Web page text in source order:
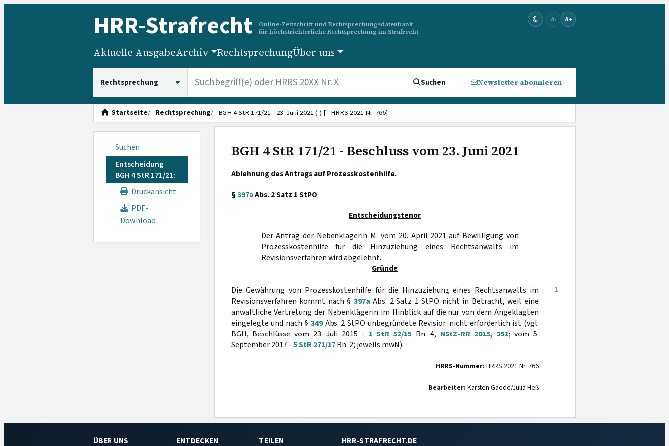
HRR-Strafrecht
Online-Zeitschrift und Rechtsprechungsdatenbank
für höchstrichterliche Rechtsprechung im Strafrecht
A- A+
Aktuelle AusgabeArchiv RechtsprechungÜber uns
Suchen Newsletter abonnieren
Startseite Rechtsprechung BGH 4 StR 171/21 - 23. Juni 2021 (-) [= HRRS 2021 Nr. 766]
Suchen
Entscheidung
BGH 4 StR 171/21:
Druckansicht
PDF-
Download
BGH 4 StR 171/21 - Beschluss vom 23. Juni 2021
Ablehnung des Antrags auf Prozesskostenhilfe.
§397aAbs. 2 Satz 1 StPO
Entscheidungstenor
Der Antrag der Nebenklägerin M. vom 20. April 2021 auf Bewilligung von
Prozesskostenhilfe für die Hinzuziehung eines Rechtsanwalts im
Revisionsverfahren wird abgelehnt.
Gründe
1
Die Gewährung von Prozesskostenhilfe für die Hinzuziehung eines Rechtsanwalts im
Revisionsverfahren kommt nach § 397a Abs. 2 Satz 1 StPO nicht in Betracht, weil eine
anwaltliche Vertretung der Nebenklägerin im Hinblick auf die nur von dem Angeklagten
eingelegte und nach §349Abs. 2 StPO unbegründete Revision nicht erforderlich ist (vgl.
BGH, Beschlüsse vom 23. Juli 2015 - 1 StR 52/15Rn. 4, NStZ-RR 2015, 351; vom 5.
September 2017 -5 StR 271/17Rn. 2; jeweils mwN).
HRRS-Nummer: HRRS 2021 Nr. 766
Bearbeiter: Karsten Gaede/Julia Heß
ÜBER UNS ENTDECKEN TEILEN HRR-STRAFRECHT.DE